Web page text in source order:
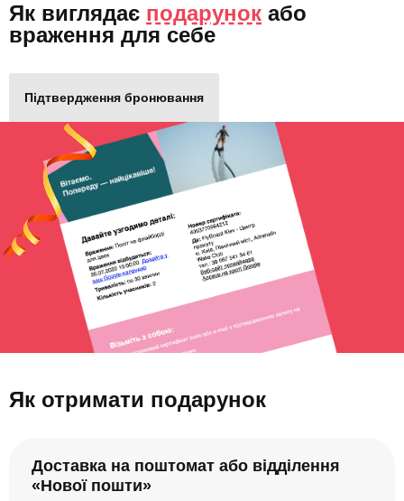
Як виглядає подарунок або
враження для себе
Підтвердження бронювання
Як отримати подарунок
Доставка на поштомат або відділення
«Нової пошти»